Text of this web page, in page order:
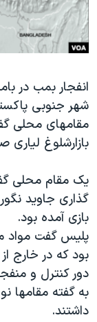
فرهنگ و زندگی
حقوق شهروندی
علم و فناوری
اسرائیل در جنگ
گالری عکس
مستندها
انتخابات ریاست
رمز مهسا
ورزش زنان در
اعتراضات زن،
تریبونال مردمی
دادگاه حمید نوری
چهل سال
قانون شفافیت
اعتراضات مردمی
اسرائیل در جنگ
دنبال کنید
زبانهای
انفجار بمب در
شهر جنوبی پاکستان ۱۱ نفر از جمله چند
مقامهای محلی
بازارشلوغ
یک مقام محلی
گذاری جاوید
بازی آمده بود.
پلیس گفت مواد
بود که در خارج
دور کنترل و
داشتند.